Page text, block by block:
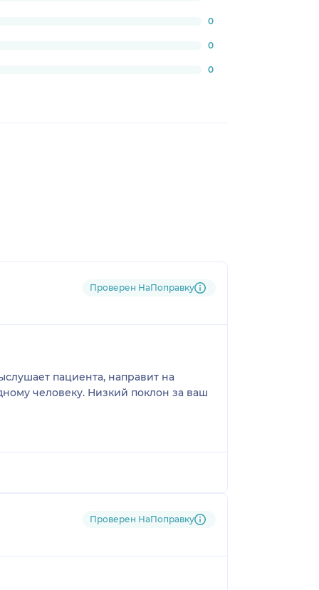
0
0
0
Проверен НаПоправку
пациента, направит на
человеку. Низкий поклон за ваш
Проверен НаПоправку